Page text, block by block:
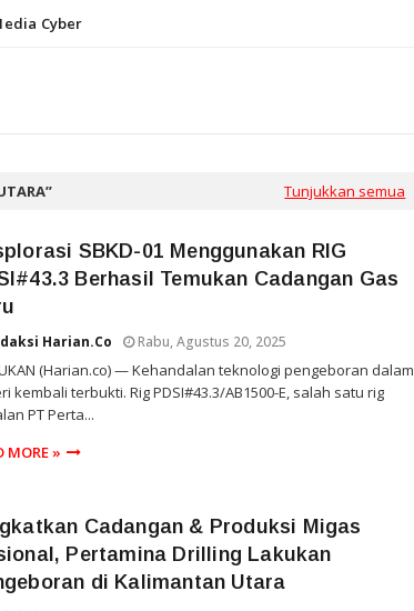
Cyber
Tunjukkan semua
SBKD-01 Menggunakan RIG
Berhasil Temukan Cadangan Gas
Harian.co Rabu, Agustus 20, 2025
(Harian.co) — Kehandalan teknologi pengeboran dalam
kembali terbukti. Rig PDSI#43.3/AB1500-E, salah satu rig
PT Perta...
MORE »
Cadangan & Produksi Migas
Pertamina Drilling Lakukan
di Kalimantan Utara